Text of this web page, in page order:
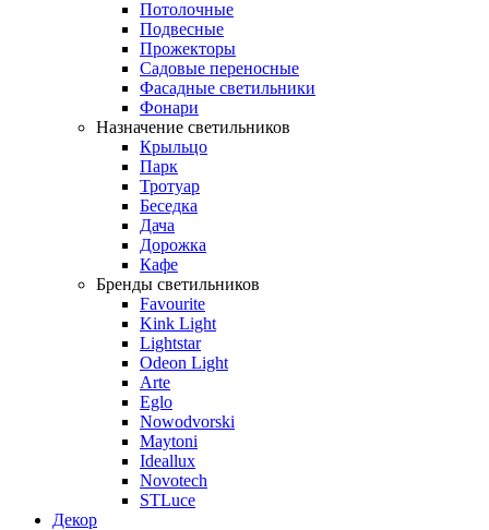
Потолочные
Подвесные
Прожекторы
Садовые переносные
Фасадные светильники
Фонари
Назначение светильников
Крыльцо
Парк
Тротуар
Беседка
Дача
Дорожка
Кафе
Бренды светильников
Favourite
Kink Light
Lightstar
Odeon Light
Arte
Eglo
Nowodvorski
Maytoni
Ideallux
Novotech
STLuce
Декор